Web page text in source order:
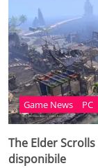
Game News PC
The Elder
disponibile